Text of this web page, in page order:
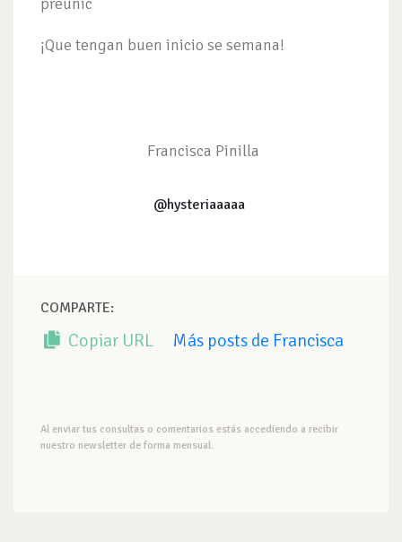
¡Que tengan buen inicio se semana!
Francisca Pinilla
@hysteriaaaaa
COMPARTE:
Copiar URL Más posts de Francisca
Al enviar tus consultas o comentarios estás accediendo a recibir
nuestro newsletter de forma mensual.